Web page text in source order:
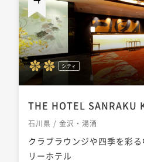
シティ
THE HOTEL SANRAKU
石川県 / 金沢・湯涌
クラブラウンジや四季を彩
リーホテル